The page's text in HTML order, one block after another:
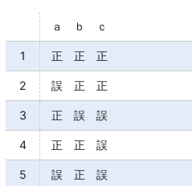
ａ ｂ ｃ
1 正 正 正
2 誤 正 正
3 正 誤 誤
4 正 正 誤
5 誤 正 誤